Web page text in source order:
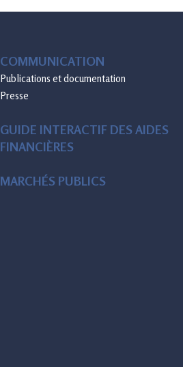
COMMUNICATION
Publications et documentation
Presse
GUIDE INTERACTIF DES AIDES
FINANCIÈRES
MARCHÉS PUBLICS